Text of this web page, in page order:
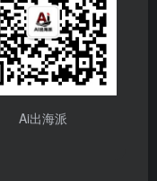
Ai出海派